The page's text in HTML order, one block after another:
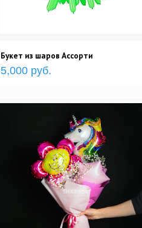
Букет из шаров Ассорти
5,000 руб.